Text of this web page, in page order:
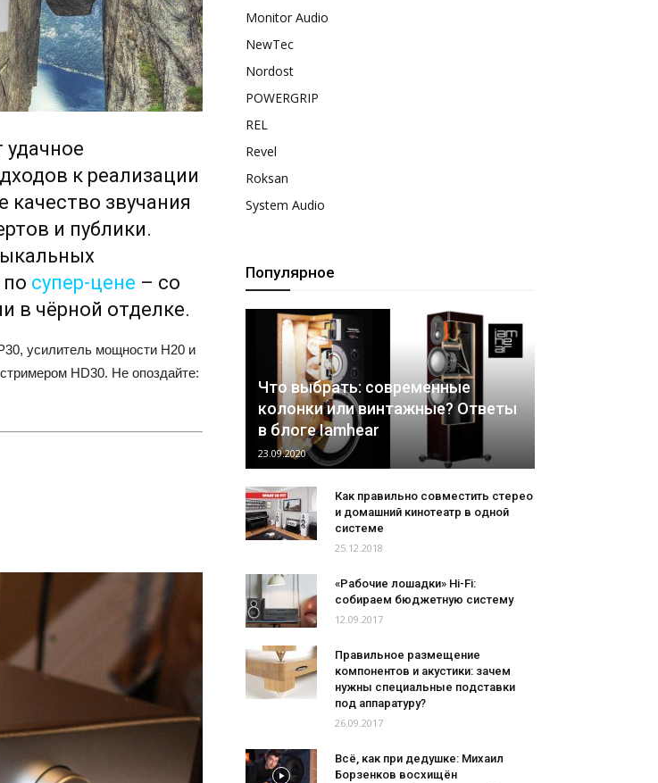
удачное
к реализации
качество звучания
и публики.
супер-цене – со
в чёрной отделке.
усилитель мощности H20 и
HD30. Не опоздайте:
Monitor Audio
NewTec
Nordost
POWERGRIP
REL
Revel
Roksan
System Audio
Популярное
Что выбрать: современные
колонки или винтажные? Ответы
в блоге Iamhear
23.09.2020
Как правильно совместить стерео
и домашний кинотеатр в одной
системе
25.12.2018
«Рабочие лошадки» Hi-Fi:
собираем бюджетную систему
12.09.2017
Правильное размещение
компонентов и акустики: зачем
нужны специальные подставки
под аппаратуру?
26.09.2017
Всё, как при дедушке: Михаил
Борзенков восхищён